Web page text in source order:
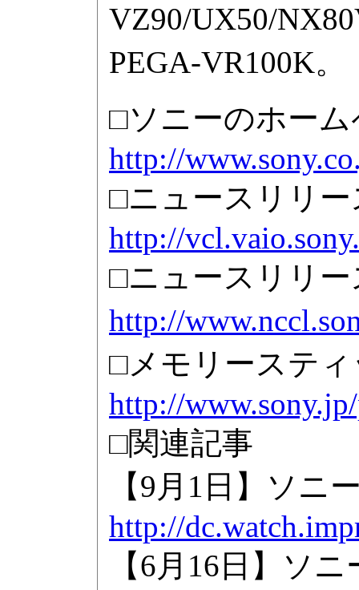
VZ90/UX50/
PEGA-VR100K。
□ソニーのホーム
http://
□ニュースリリー
http://
□ニュースリリー
http://
□メモリーステ
http://
□関連記事
【9月1日】ソニ
http://
【6月16日】ソ